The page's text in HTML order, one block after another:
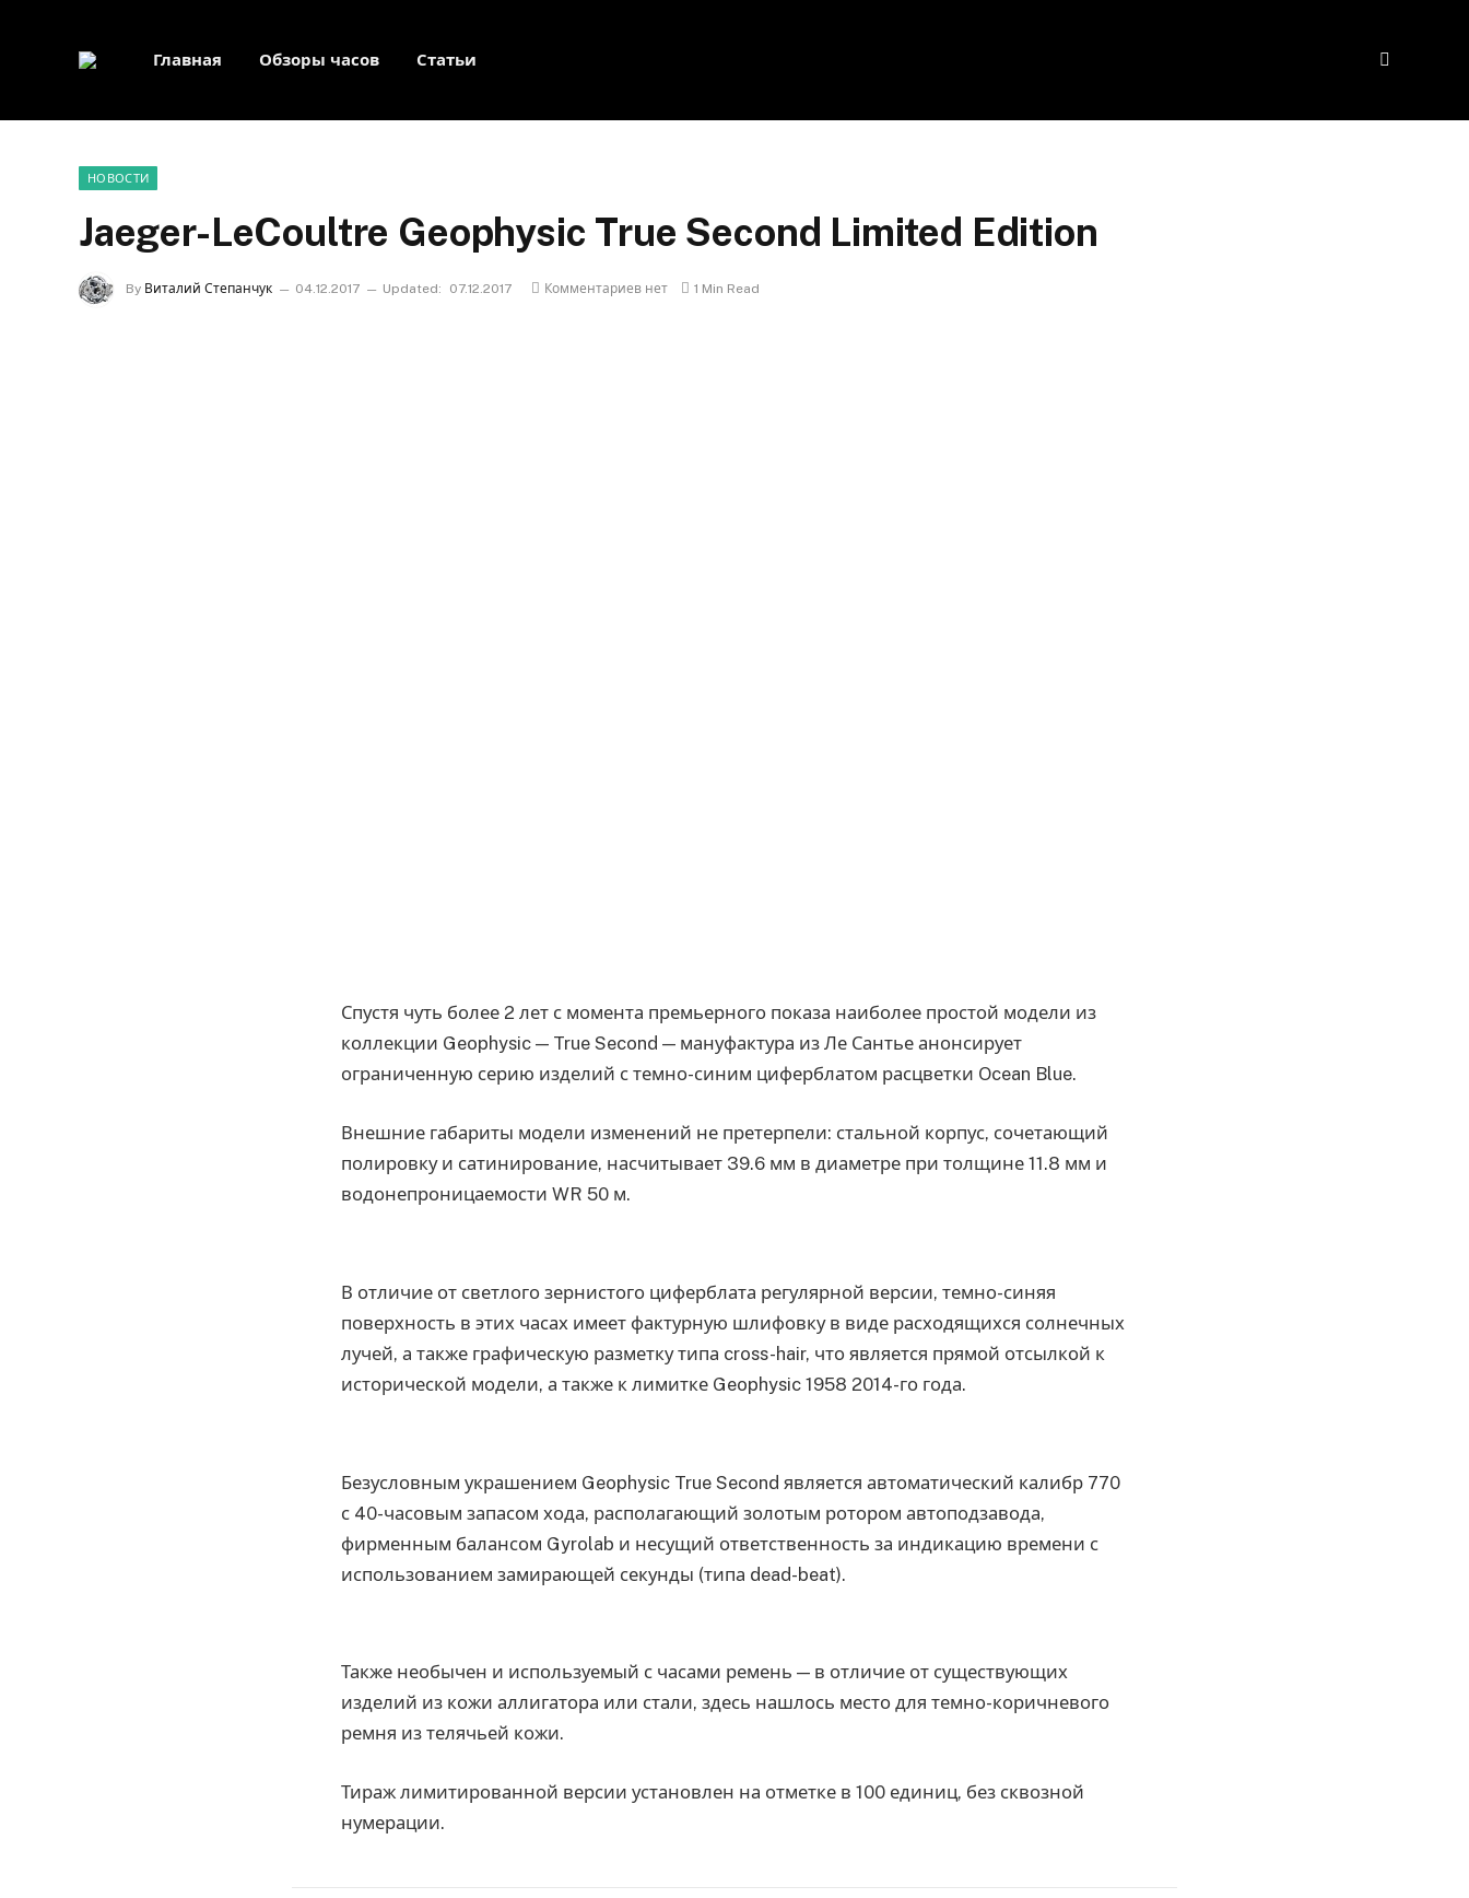
Главная Обзоры часов Статьи
НОВОСТИ
Jaeger-LeCoultre Geophysic True Second Limited Edition
By Виталий Степанчук 04.12.2017 Updated: 07.12.2017 Комментариев нет 1 Min Read
Спустя чуть более 2 лет с момента премьерного показа наиболее простой модели из
коллекции Geophysic — True Second — мануфактура из Ле Сантье анонсирует
ограниченную серию изделий с темно-синим циферблатом расцветки Ocean Blue.
Внешние габариты модели изменений не претерпели: стальной корпус, сочетающий
полировку и сатинирование, насчитывает 39.6 мм в диаметре при толщине 11.8 мм и
водонепроницаемости WR 50 м.
В отличие от светлого зернистого циферблата регулярной версии, темно-синяя
поверхность в этих часах имеет фактурную шлифовку в виде расходящихся солнечных
лучей, а также графическую разметку типа cross-hair, что является прямой отсылкой к
исторической модели, а также к лимитке Geophysic 1958 2014-го года.
Безусловным украшением Geophysic True Second является автоматический калибр 770
с 40-часовым запасом хода, располагающий золотым ротором автоподзавода,
фирменным балансом Gyrolab и несущий ответственность за индикацию времени с
использованием замирающей секунды (типа dead-beat).
Также необычен и используемый с часами ремень — в отличие от существующих
изделий из кожи аллигатора или стали, здесь нашлось место для темно-коричневого
ремня из телячьей кожи.
Тираж лимитированной версии установлен на отметке в 100 единиц, без сквозной
нумерации.